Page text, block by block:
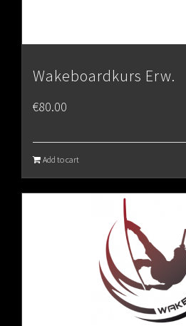
Wakeboardkurs Erw.
€80.00
Add to cart